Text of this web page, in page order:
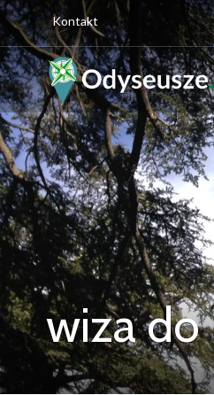
Kontakt
wiza do